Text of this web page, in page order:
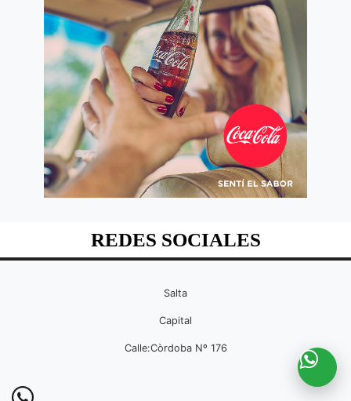
REDES SOCIALES
Salta
Capital
Calle:Còrdoba Nº 176